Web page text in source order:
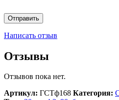
Написать отзыв
Отзывы
Отзывов пока нет.
Артикул: ГСТф168 Категория: